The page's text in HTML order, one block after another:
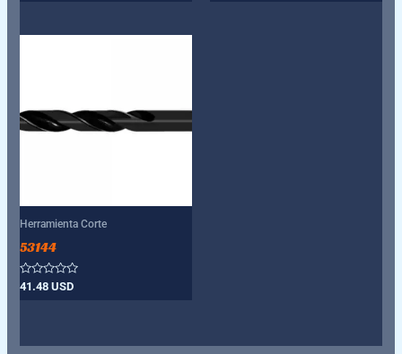
Herramienta Corte
53144
Valorado
41.48USD